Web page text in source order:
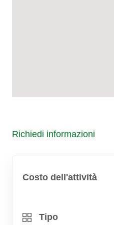
Richiedi informazioni
Costo dell'attività
Tipo